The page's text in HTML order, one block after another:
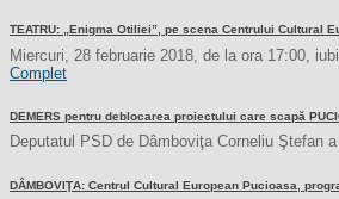
TEATRU: „Enigma Otiliei”, pe scena Centrului Cultural
Miercuri, 28 februarie 2018, de la ora 17:00,
Complet
DEMERS pentru deblocarea proiectului care scapă
Deputatul PSD de Dâmboviţa Corneliu Ştefan
DÂMBOVIŢA: Centrul Cultural European Pucioasa,